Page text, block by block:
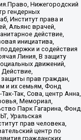
Нижегородский
гендерных
Институт права и
Альянс врачей,
действие,
инициатива,
и содействия
Линия, В защиту
движений,
прав граждан,
и их семьям, Фонд
Так, Сова, центр Анна,
Мемориал,
Парк Гагарина, Фонд
Уральская
прав человека,
центр по
гражданских